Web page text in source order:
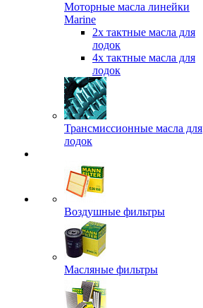
Моторные масла линейки
Marine
2х тактные масла для
лодок
4х тактные масла для
лодок
Трансмиссионные масла для
лодок
Воздушные фильтры
Масляные фильтры